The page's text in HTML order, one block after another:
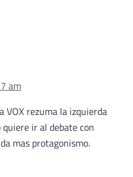
am
VOX rezuma la izquierda
ir al debate con
mas protagonismo.